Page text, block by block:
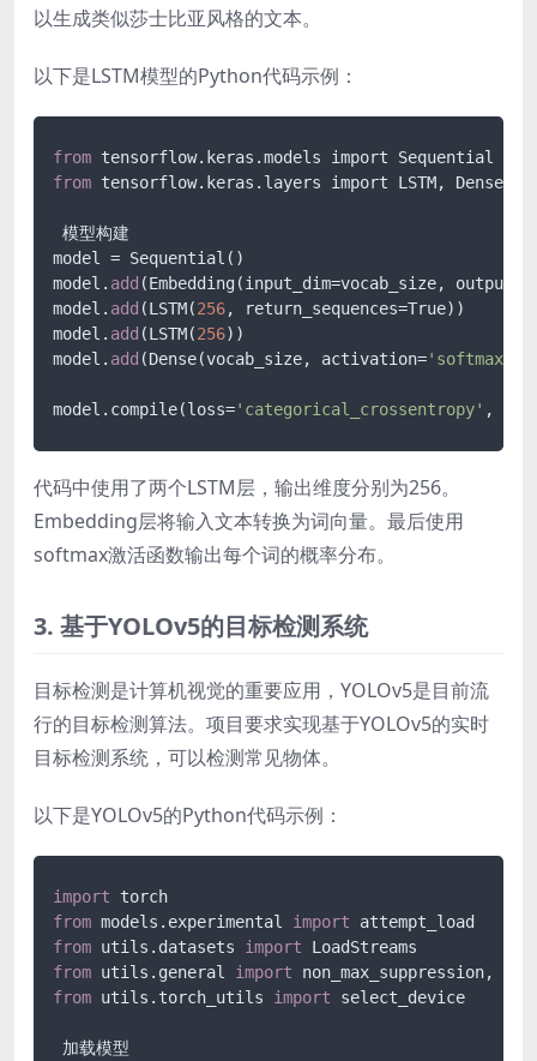
以生成类似莎士比亚风格的文本。
以下是LSTM模型的Python代码示例：
from
from tensorflow.keras.layers import LSTM, Dense,
模型构建
model = Sequential()
model. add (Embedding(input_dim=vocab_size,
model. add (LSTM(256, return_sequences=True))
model. add (LSTM(256))
model. add (Dense(vocab_size, activation='softmax'
model.compile(loss='categorical_crossentropy' ,
代码中使用了两个LSTM层，输出维度分别为256。
Embedding层将输入文本转换为词向量。最后使用
softmax激活函数输出每个词的概率分布。
3. 基于YOLOv5的目标检测系统
目标检测是计算机视觉的重要应用，YOLOv5是目前流
行的目标检测算法。项目要求实现基于YOLOv5的实时
目标检测系统，可以检测常见物体。
以下是YOLOv5的Python代码示例：
import
from models.experimental import
from utils.datasets import
from utils.general import
from utils.torch_utils import select_device
加载模型